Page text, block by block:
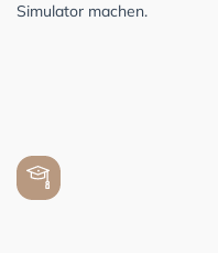
Simulator machen.